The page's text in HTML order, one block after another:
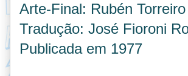
Arte-Final: Rubén Torreiro
Tradução: José Fioroni
Publicada em 1977